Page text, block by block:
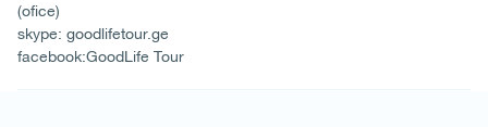
(ofice)
skype: goodlifetour.ge
facebook:GoodLife Tour